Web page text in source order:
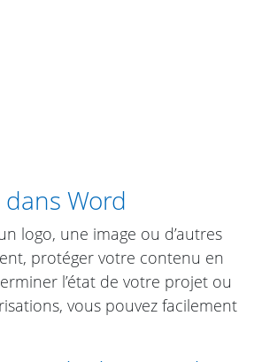
Word
logo, une image ou d’autres
protéger votre contenu en
l’état de votre projet ou
vous pouvez facilement